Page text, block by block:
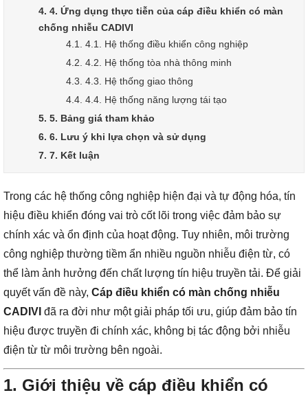
4. 4. Ứng dụng thực tiễn của cáp điều khiển có màn
chống nhiễu CADIVI
4.1. 4.1. Hệ thống điều khiển công nghiệp
4.2. 4.2. Hệ thống tòa nhà thông minh
4.3. 4.3. Hệ thống giao thông
4.4. 4.4. Hệ thống năng lượng tái tạo
5. 5. Bảng giá tham khảo
6. 6. Lưu ý khi lựa chọn và sử dụng
7. 7. Kết luận
Trong các hệ thống công nghiệp hiện đại và tự động hóa, tín
hiệu điều khiển đóng vai trò cốt lõi trong việc đảm bảo sự
chính xác và ổn định của hoạt động. Tuy nhiên, môi trường
công nghiệp thường tiềm ẩn nhiều nguồn nhiễu điện từ, có
thể làm ảnh hưởng đến chất lượng tín hiệu truyền tải. Để giải
quyết vấn đề này, Cáp điều khiển có màn chống nhiễu
CADIVI đã ra đời như một giải pháp tối ưu, giúp đảm bảo tín
hiệu được truyền đi chính xác, không bị tác động bởi nhiễu
điện từ từ môi trường bên ngoài.
1. Giới thiệu về cáp điều khiển có